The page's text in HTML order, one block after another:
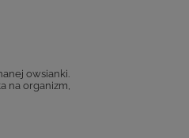
owsianki.
na organizm,